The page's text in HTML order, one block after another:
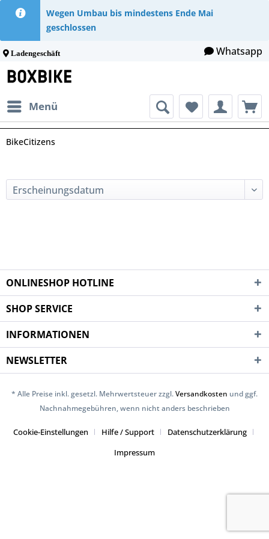
Wegen Umbau bis mindestens Ende Mai
geschlossen
Ladengeschäft Whatsapp
Menü
BikeCitizens
ONLINESHOP HOTLINE
SHOP SERVICE
INFORMATIONEN
NEWSLETTER
* Alle Preise inkl. gesetzl. Mehrwertsteuer zzgl.Versandkosten und ggf.
Nachnahmegebühren, wenn nicht anders beschrieben
Cookie-Einstellungen Hilfe / Support
Datenschutzerklärung
Impressum